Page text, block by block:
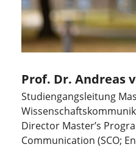
Prof. Dr. Andreas
Studiengangsleitung
Director Master’s
Communication (SCO;